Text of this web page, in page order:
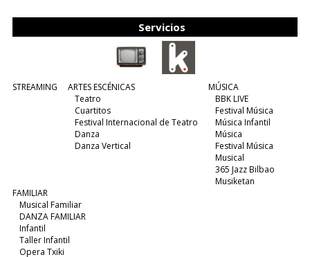
Servicios
STREAMING
ARTES ESCÉNICAS
Teatro
Cuartitos
Festival Internacional de Teatro
Danza
Danza Vertical
MÚSICA
BBK LIVE
Festival Música
Música Infantil
Música
Festival Música
Musical
365 Jazz Bilbao
Musiketan
FAMILIAR
Musical Familiar
DANZA FAMILIAR
Infantil
Taller Infantil
Opera Txiki